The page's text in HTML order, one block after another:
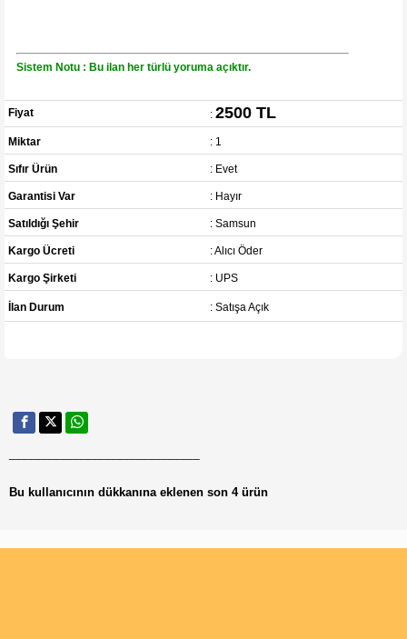
Sistem Notu : Bu ilan her türlü yoruma açıktır.
Fiyat : 2500 TL
Miktar : 1
Sıfır Ürün : Evet
Garantisi Var : Hayır
Satıldığı Şehir : Samsun
Kargo Ücreti : Alıcı Öder
Kargo Şirketi : UPS
İlan Durum : Satışa Açık
Bu kullanıcının dükkanına eklenen son 4 ürün